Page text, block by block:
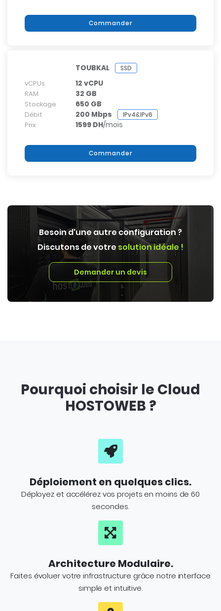
Commander
TOUBKAL SSD
vCPUs 12 vCPU
RAM 32 GB
Stockage 650 GB
Débit 200 Mbps IPv4&IPv6
Prix 1599 DH/mois
Commander
Besoin d'une autre configuration ?
Discutons de votre solution idéale !
Demander un devis
Pourquoi choisir le Cloud
HOSTOWEB ?
Déploiement en quelques clics.
Déployez et accélérez vos projets en moins de 60
secondes.
Architecture Modulaire.
Faites évoluer votre infrastructure grâce notre interface
simple et intuitive.